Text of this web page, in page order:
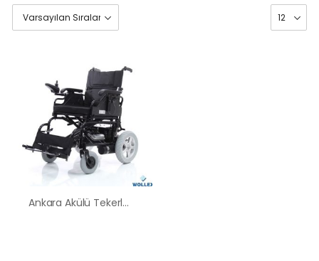
Ankara Akülü Tekerlekli Sandalye Satış Kiralama Fiyatları